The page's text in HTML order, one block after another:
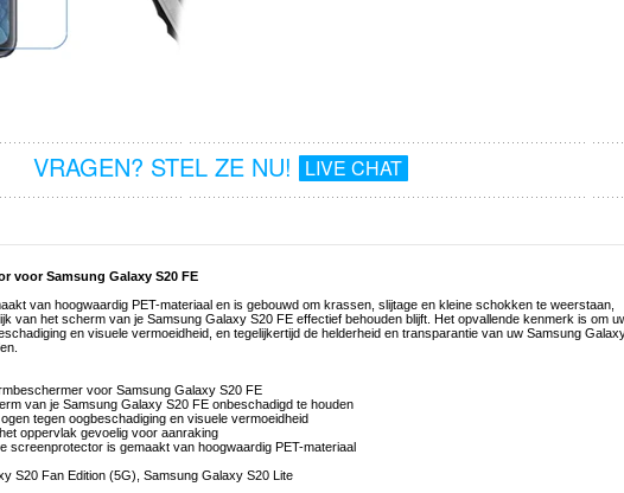
VRAGEN? STEL ZE NU! LIVE CHAT
voor Samsung Galaxy S20 FE
van hoogwaardig PET-materiaal en is gebouwd om krassen, slijtage en kleine schokken te weerstaan,
van het scherm van je Samsung Galaxy S20 FE effectief behouden blijft. Het opvallende kenmerk is om
en visuele vermoeidheid, en tegelijkertijd de helderheid en transparantie van uw Samsung
voor Samsung Galaxy S20 FE
van je Samsung Galaxy S20 FE onbeschadigd te houden
tegen oogbeschadiging en visuele vermoeidheid
oppervlak gevoelig voor aanraking
screenprotector is gemaakt van hoogwaardig PET-materiaal
S20 Fan Edition (5G), Samsung Galaxy S20 Lite